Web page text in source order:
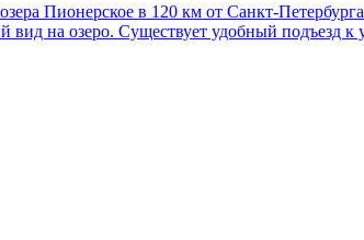
Пионерское в 120 км от Санкт-
на озеро. Существует удобный подъезд к